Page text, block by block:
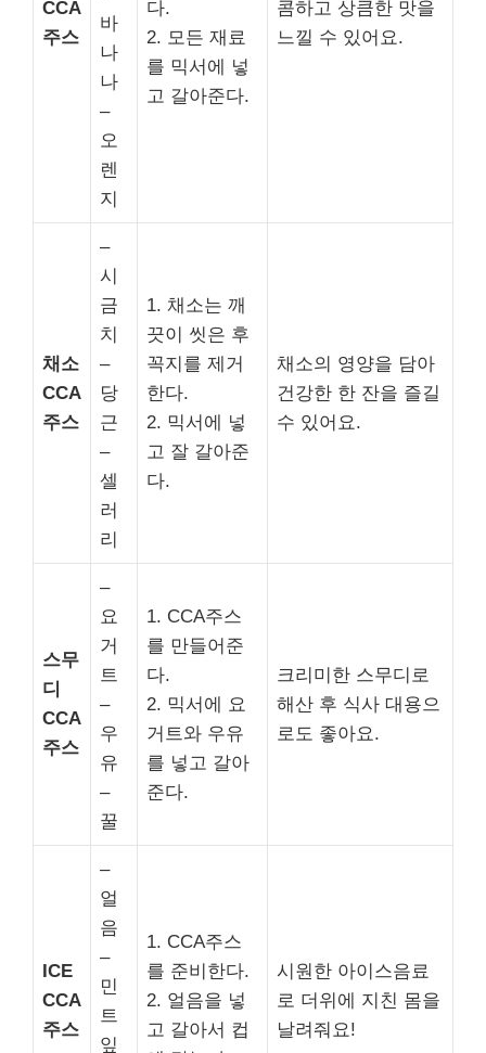
CCA
주스
바
나
나
–
오
렌
지
다.
2. 모든 재료
를 믹서에 넣
고 갈아준다.
콤하고 상큼한 맛을
느낄 수 있어요.
채소
CCA
주스
–
시
금
치
–
당
근
–
셀
러
리
1. 채소는 깨
끗이 씻은 후
꼭지를 제거
한다.
2. 믹서에 넣
고 잘 갈아준
다.
채소의 영양을 담아
건강한 한 잔을 즐길
수 있어요.
스무
디
CCA
주스
–
요
거
트
–
우
유
–
꿀
1. CCA주스
를 만들어준
다.
2. 믹서에 요
거트와 우유
를 넣고 갈아
준다.
크리미한 스무디로
해산 후 식사 대용으
로도 좋아요.
ICE
CCA
주스
–
얼
음
–
민
트
잎
1. CCA주스
를 준비한다.
2. 얼음을 넣
고 갈아서 컵
시원한 아이스음료
로 더위에 지친 몸을
날려줘요!